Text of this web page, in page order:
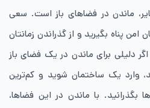
ماندن در فضاهای باز است. سعی
پناه بگیرید و از گذراندن زمانتان
دلیلی برای ماندن در یک فضای باز
وارد یک ساختمان شوید و کم‌ترین
بگذرانید. با ماندن در این فضاها،